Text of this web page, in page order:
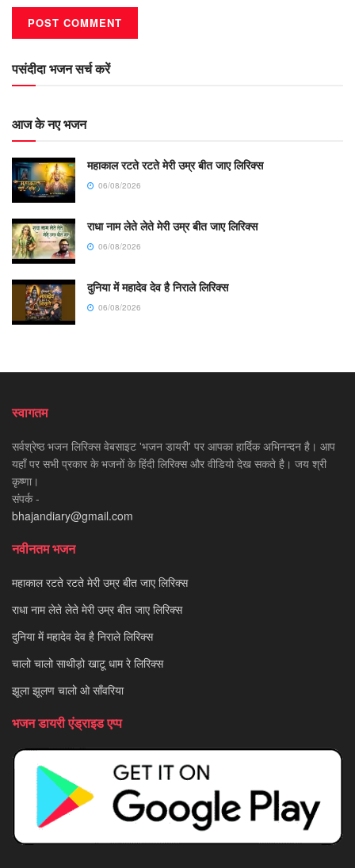
पसंदीदा भजन सर्च करें
आज के नए भजन
महाकाल रटते रटते मेरी उम्र बीत जाए लिरिक्स
06/08/2026
राधा नाम लेते लेते मेरी उम्र बीत जाए लिरिक्स
06/08/2026
दुनिया में महादेव देव है निराले लिरिक्स
06/08/2026
स्वागतम
सर्वश्रेष्ठ भजन लिरिक्स वेबसाइट 'भजन डायरी' पर आपका हार्दिक अभिनन्दन है। आप
यहाँ पर सभी प्रकार के भजनों के हिंदी लिरिक्स और वीडियो देख सकते है। जय श्री
कृष्णा।
संपर्क -
bhajandiary@gmail.com
नवीनतम भजन
महाकाल रटते रटते मेरी उम्र बीत जाए लिरिक्स
राधा नाम लेते लेते मेरी उम्र बीत जाए लिरिक्स
दुनिया में महादेव देव है निराले लिरिक्स
चालो चालो साथीड़ो खाटू धाम रे लिरिक्स
झूला झूलण चालो ओ साँवरिया
भजन डायरी एंड्राइड एप्प